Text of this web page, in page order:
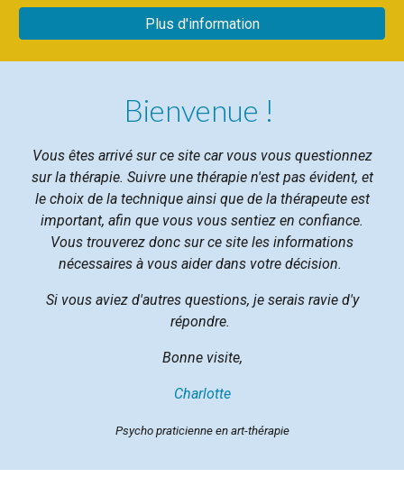
Plus d'information
Bienvenue !
Vous êtes arrivé sur ce site car vous vous questionnez
sur la thérapie. Suivre une thérapie n'est pas évident, et
le choix de la technique ainsi que de la thérapeute est
important, afin que vous vous sentiez en confiance.
Vous trouverez donc sur ce site les informations
nécessaires à vous aider dans votre décision.
Si vous aviez d'autres questions, je serais ravie d'y
répondre.
Bonne visite,
Charlotte
Psycho praticienne en art-thérapie